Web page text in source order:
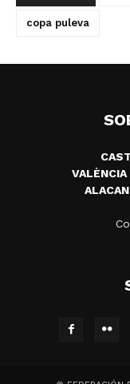
copa puleva
VALÈNCIA